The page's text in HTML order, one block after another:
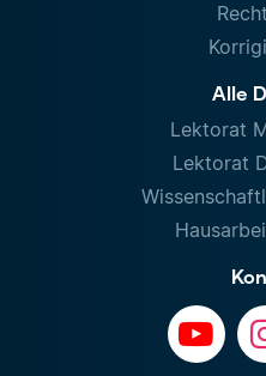
Alle
Lektorat
Lektorat